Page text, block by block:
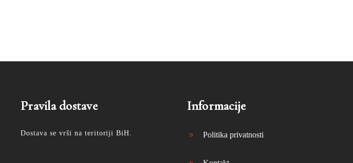
Pravila dostave
Dostava se vrši na teritoriji BiH.
Informacije
Politika privatnosti